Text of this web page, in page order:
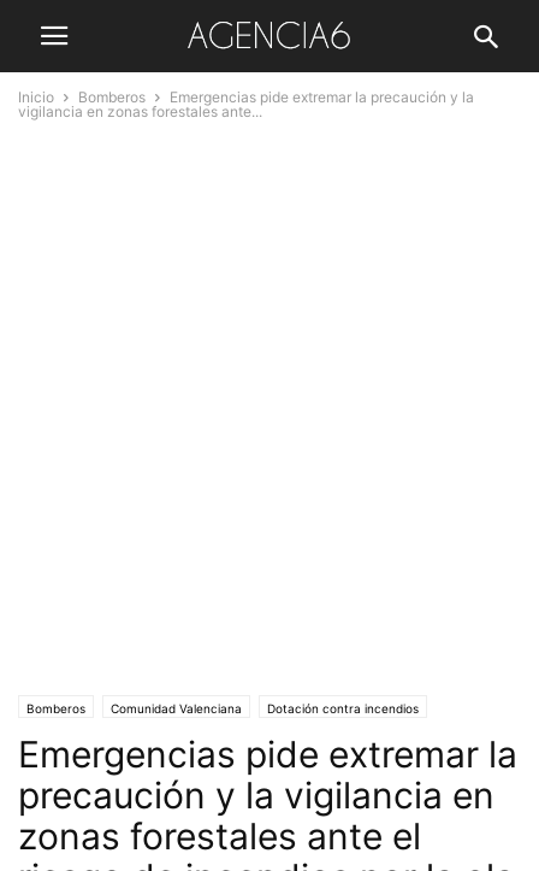
Inicio Bomberos
Emergencias pide extremar la precaución y la
vigilancia en zonas forestales ante...
Bomberos Comunidad Valenciana Dotación contra incendios
Incendios Forestales Medio Ambiente Ola de calor
Emergencias pide extremar la
precaución y la vigilancia en
zonas forestales ante el